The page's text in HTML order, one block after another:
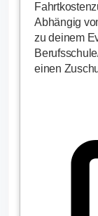
Abhängig
zu deinem
einen